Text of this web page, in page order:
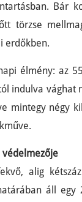
Bár
törzse
erdőkben.
élmény: az
indulva vághat
mintegy négy
védelmezője
alig
áll egy